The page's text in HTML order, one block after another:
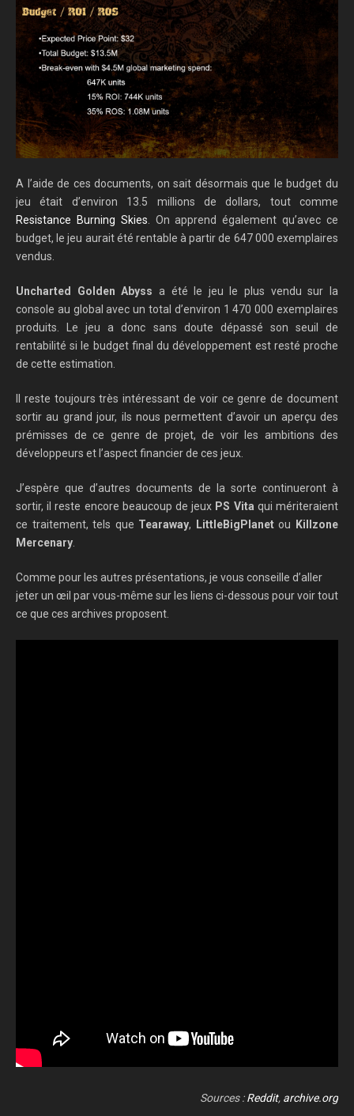
A l’aide de ces documents, on sait désormais que le budget du
jeu était d’environ 13.5 millions de dollars, tout comme
Resistance Burning Skies . On apprend également qu’avec ce
budget, le jeu aurait été rentable à partir de 647 000 exemplaires
vendus.
Uncharted Golden Abyss a été le jeu le plus vendu sur la
console au global avec un total d’environ 1 470 000 exemplaires
produits. Le jeu a donc sans doute dépassé son seuil de
rentabilité si le budget final du développement est resté proche
de cette estimation.
Il reste toujours très intéressant de voir ce genre de document
sortir au grand jour, ils nous permettent d’avoir un aperçu des
prémisses de ce genre de projet, de voir les ambitions des
développeurs et l’aspect financier de ces jeux.
J’espère que d’autres documents de la sorte continueront à
sortir, il reste encore beaucoup de jeux PS Vita qui mériteraient
ce traitement, tels que Tearaway, LittleBigPlanetou Killzone
Mercenary
Comme pour les autres présentations, je vous conseille d’aller
jeter un œil par vous-même sur les liens ci-dessous pour voir tout
ce que ces archives proposent.
Sources :Reddit, archive.org